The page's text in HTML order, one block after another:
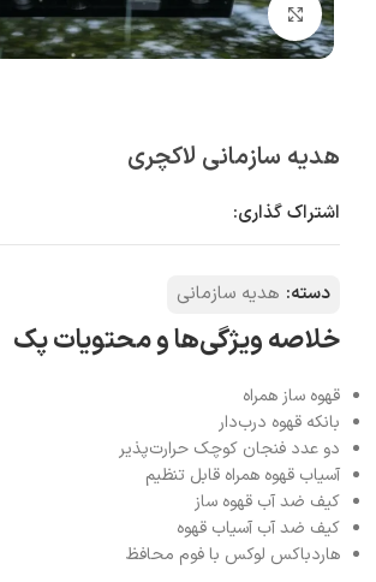
بزرگنمایی تصویر
هدیه سازمانی لاکچری
اشتراک گذاری:
دسته: هدیه سازمانی
خلاصه ویژگی‌ها و محتویات پک
قهوه ساز همراه
بانکه قهوه درب‌دار
دو عدد فنجان کوچک حرارت‌پذیر
آسیاب قهوه همراه قابل تنظیم
کیف ضد آب قهوه ساز
کیف ضد آب آسیاب قهوه
هاردباکس لوکس با فوم محافظ